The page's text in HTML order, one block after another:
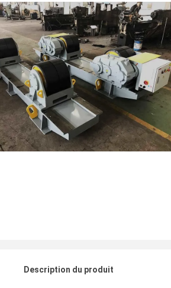
Description du produit